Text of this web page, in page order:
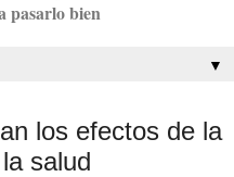
pasarlo bien
▼
los efectos de la
salud